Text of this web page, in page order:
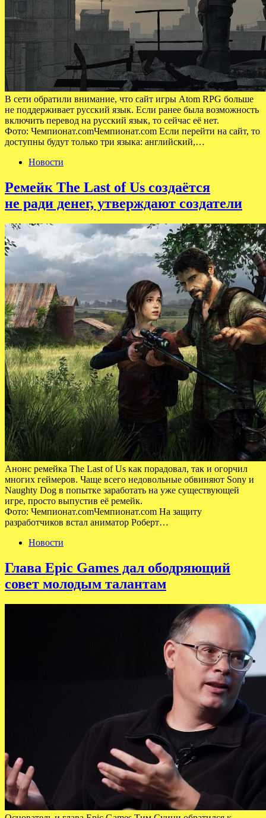
В сети обратили внимание, что сайт игры Atom RPG больше
не поддерживает русский язык. Если ранее была возможность
включить перевод на русский язык, то сейчас её нет.
Фото: Чемпионат.comЧемпионат.com Если перейти на сайт, то
доступны будут только три языка: английский,…
Новости
Ремейк The Last of Us создаётся
не ради денег, утверждают создатели
Анонс ремейка The Last of Us как порадовал, так и огорчил
многих геймеров. Чаще всего недовольные обвиняют Sony и
Naughty Dog в попытке заработать на уже существующей
игре, просто выпустив её ремейк.
Фото: Чемпионат.comЧемпионат.com На защиту
разработчиков встал аниматор Роберт…
Новости
Глава Epic Games дал ободряющий
совет молодым талантам